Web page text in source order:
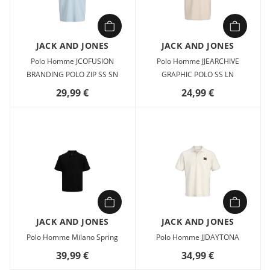
JACK AND JONES
Polo Homme JCOFUSION
BRANDING POLO ZIP SS SN
29,99 €
JACK AND JONES
Polo Homme JJEARCHIVE
GRAPHIC POLO SS LN
24,99 €
JACK AND JONES
Polo Homme Milano Spring
39,99 €
JACK AND JONES
Polo Homme JJDAYTONA
34,99 €